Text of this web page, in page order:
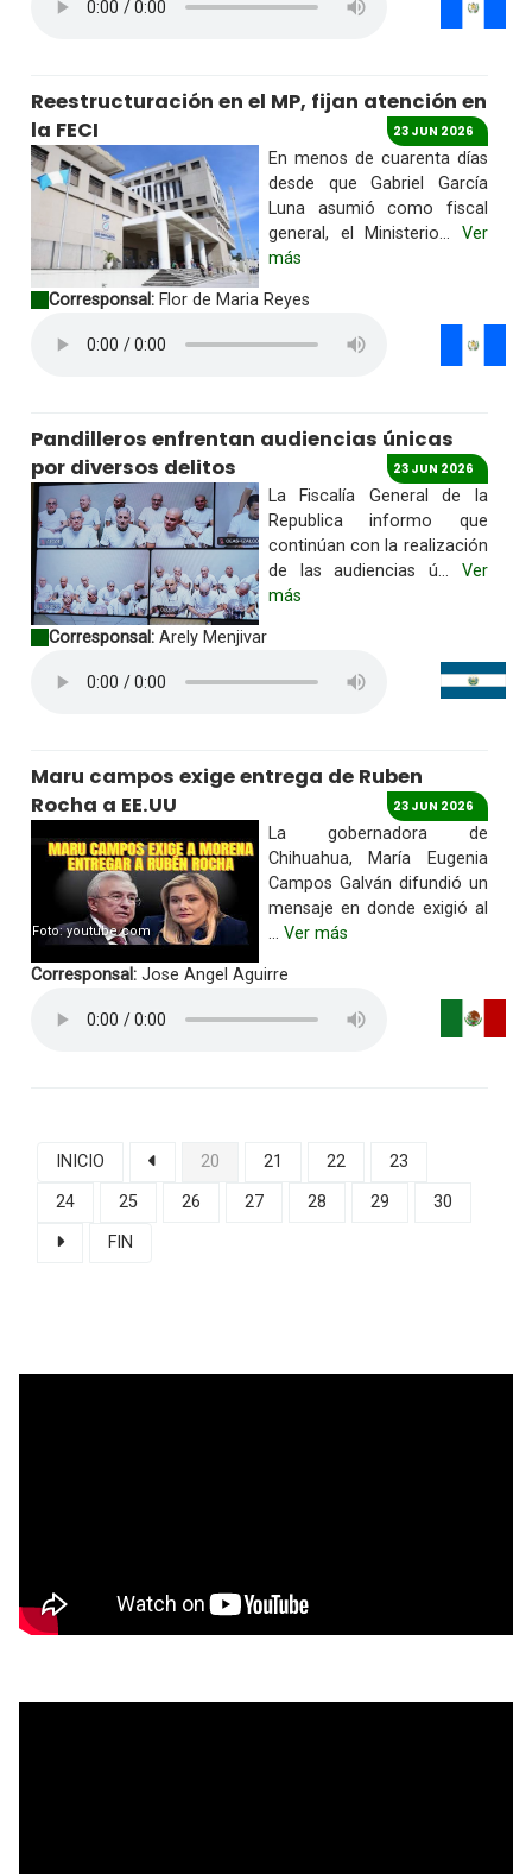
Reestructuración en el MP, fijan atención en
la FECI
23 JUN 2026
En menos de cuarenta días
desde que Gabriel García
Luna asumió como fiscal
general, el Ministerio... Ver
más
Corresponsal:Flor de Maria Reyes
Pandilleros enfrentan audiencias únicas
por diversos delitos
23 JUN 2026
La Fiscalía General de la
Republica informo que
continúan con la realización
de las audiencias ú... Ver
más
Corresponsal:Arely Menjivar
Maru campos exige entrega de Ruben
Rocha a EE.UU
23 JUN 2026
Foto: youtube.com
La gobernadora de
Chihuahua, María Eugenia
Campos Galván difundió un
mensaje en donde exigió al
... Ver más
Corresponsal:Jose Angel Aguirre
INICIO 20 21 22
23
24
25 26 27 28 29
30
FIN